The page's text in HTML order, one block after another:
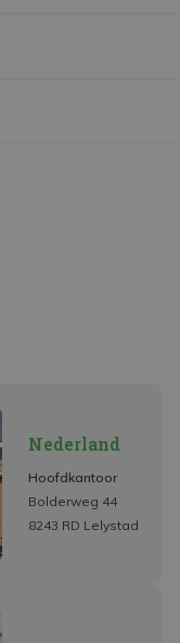
Nederland
Hoofdkantoor
Bolderweg 44
8243 RD Lelystad